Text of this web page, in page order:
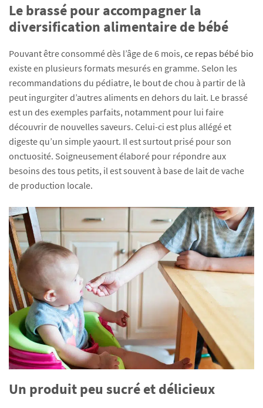
Le brassé pour accompagner la
diversification alimentaire de bébé
Pouvant être consommé dès l’âge de 6 mois,ce repas bébé bio
existe en plusieurs formats mesurés en gramme. Selon les
recommandations du pédiatre, le bout de chou à partir de là
peut ingurgiter d’autres aliments en dehors du lait. Le brassé
est un des exemples parfaits, notamment pour lui faire
découvrir de nouvelles saveurs. Celui-ci est plus allégé et
digeste qu’un simple yaourt. Il est surtout prisé pour son
onctuosité. Soigneusement élaboré pour répondre aux
besoins des tous petits, il est souvent à base de lait de vache
de production locale.
Un produit peu sucré et délicieux